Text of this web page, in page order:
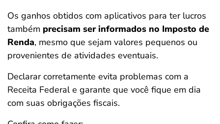
Os ganhos obtidos com aplicativos para ter lucros
também precisam ser informados no Imposto de
Renda, mesmo que sejam valores pequenos ou
provenientes de atividades eventuais.
Declarar corretamente evita problemas com a
Receita Federal e garante que você fique em dia
com suas obrigações fiscais.